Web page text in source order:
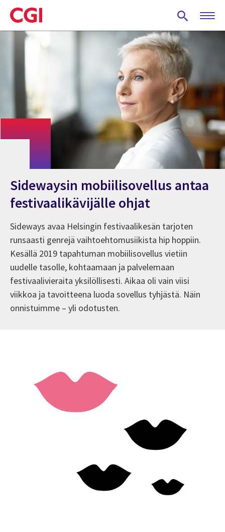
Skip
to
main
content
Sidewaysin mobiilisovellus antaa
festivaalikävijälle ohjat
Sideways avaa Helsingin festivaalikesän tarjoten
runsaasti genrejä vaihtoehtomusiikista hip hoppiin.
Kesällä 2019 tapahtuman mobiilisovellus vietiin
uudelle tasolle, kohtaamaan ja palvelemaan
festivaalivieraita yksilöllisesti. Aikaa oli vain viisi
viikkoa ja tavoitteena luoda sovellus tyhjästä. Näin
onnistuimme – yli odotusten.